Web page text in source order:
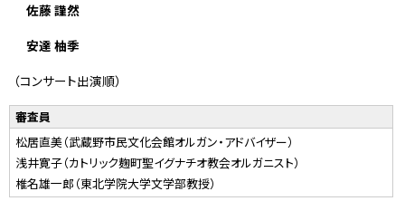
佐藤 謹然
安達 柚季
（コンサート出演順）
審査員
松居直美（武蔵野市民文化会館オルガン・アドバイザー）
浅井寛子（カトリック麹町聖イグナチオ教会オルガニスト）
椎名雄一郎（東北学院大学文学部教授）